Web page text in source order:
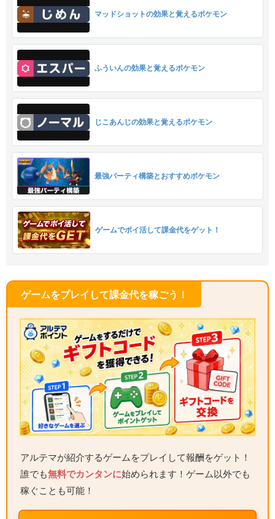
マッドショットの効果と覚えるポケモン
ふういんの効果と覚えるポケモン
じこあんじの効果と覚えるポケモン
最強パーティ構築とおすすめポケモン
ゲームでポイ活して課金代をゲット！
ゲームをプレイして課金代を稼ごう！
アルテマが紹介するゲームをプレイして報酬をゲット！
誰でも無料でカンタンに始められます！ゲーム以外でも
稼ぐことも可能！